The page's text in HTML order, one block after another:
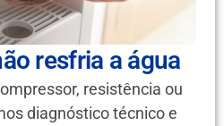
resfria a água
resistência ou
diagnóstico técnico e